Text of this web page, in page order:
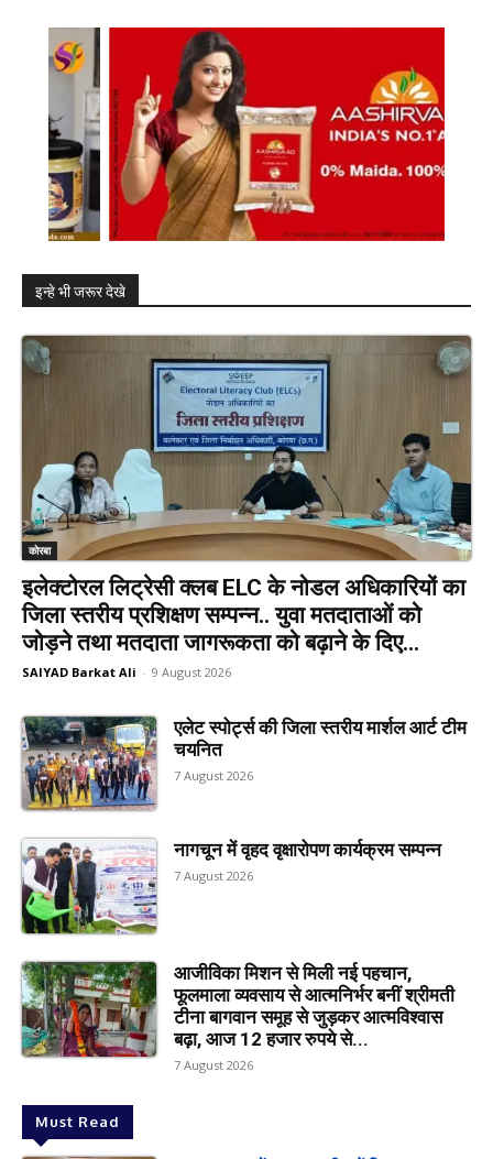
इन्हे भी जरूर देखे
कोरबा
इलेक्टोरल लिट्रेसी क्लब ELC के नोडल अधिकारियों का
जिला स्तरीय प्रशिक्षण सम्पन्न.. युवा मतदाताओं को
जोड़ने तथा मतदाता जागरूकता को बढ़ाने के दिए...
SAIYAD Barkat Ali - 9 August 2026
एलेट स्पोर्ट्स की जिला स्तरीय मार्शल आर्ट टीम
चयनित
7 August 2026
नागचून में वृहद वृक्षारोपण कार्यक्रम सम्पन्न
7 August 2026
आजीविका मिशन से मिली नई पहचान,
फूलमाला व्यवसाय से आत्मनिर्भर बनीं श्रीमती
टीना बागवान समूह से जुड़कर आत्मविश्वास
बढ़ा, आज 12 हजार रुपये से...
7 August 2026
Must Read